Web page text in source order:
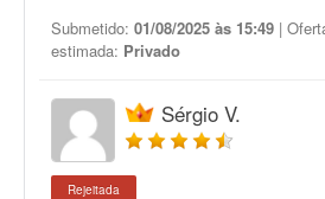
Submetido: 01/08/2025 às 15:49 |
estimada: Privado
Sérgio V.
Rejeitada